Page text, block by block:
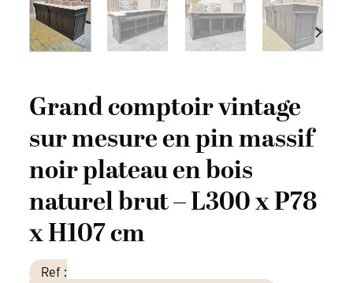
Grand comptoir vintage
sur mesure en pin massif
noir plateau en bois
naturel brut – L300 x P78
x H107 cm
Ref :